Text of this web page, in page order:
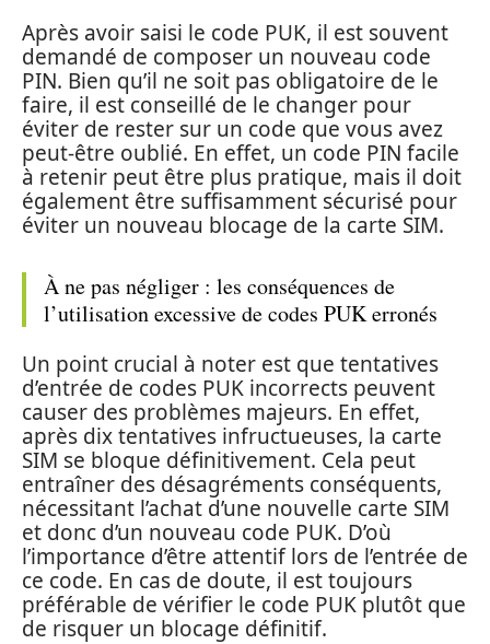
Après avoir saisi le code PUK, il est souvent
demandé de composer un nouveau code
PIN. Bien qu’il ne soit pas obligatoire de le
faire, il est conseillé de le changer pour
éviter de rester sur un code que vous avez
peut-être oublié. En effet, un code PIN facile
à retenir peut être plus pratique, mais il doit
également être suffisamment sécurisé pour
éviter un nouveau blocage de la carte SIM.
À ne pas négliger : les conséquences de
l’utilisation excessive de codes PUK erronés
Un point crucial à noter est que tentatives
d’entrée de codes PUK incorrects peuvent
causer des problèmes majeurs. En effet,
après dix tentatives infructueuses, la carte
SIM se bloque définitivement. Cela peut
entraîner des désagréments conséquents,
nécessitant l’achat d’une nouvelle carte SIM
et donc d’un nouveau code PUK. D’où
l’importance d’être attentif lors de l’entrée de
ce code. En cas de doute, il est toujours
préférable de vérifier le code PUK plutôt que
de risquer un blocage définitif.